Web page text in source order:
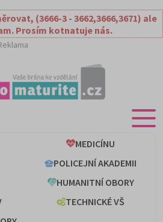
(3666-3 - 3662,3666,3671) ale
Prosím kotnatuje nás.
MEDICÍNU
POLICEJNÍ AKADEMII
HUMANITNÍ OBORY
TECHNICKÉ VŠ